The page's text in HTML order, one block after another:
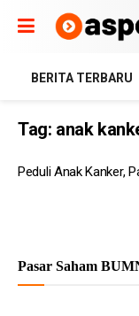
BERITA TERBARU
Tag: anak
Peduli Anak Kanker,
Pasar Saham